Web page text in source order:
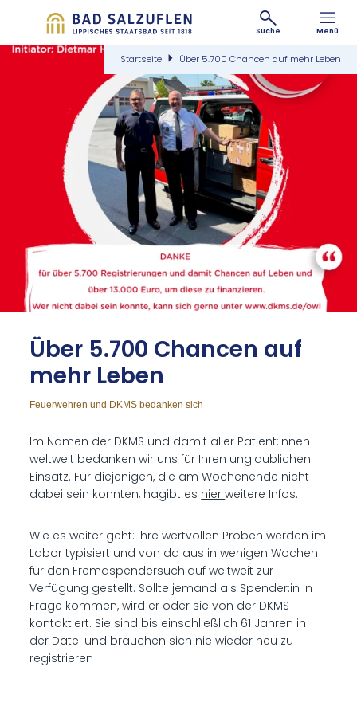
Suche Menü
Startseite Über 5.700 Chancen auf mehr Leben
Über 5.700 Chan­cen auf
mehr Le­ben
Feuerwehren und DKMS bedanken sich
Im Namen der DKMS und damit aller Patient:innen
weltweit bedanken wir uns für Ihren unglaublichen
Einsatz. Für diejenigen, die am Wochenende nicht
dabei sein konnten, hagibt es hierweitere Infos.
Wie es weiter geht: Ihre wertvollen Proben werden im
Labor typisiert und von da aus in wenigen Wochen
für den Fremdspendersuchlauf weltweit zur
Verfügung gestellt. Sollte jemand als Spender:in in
Frage kommen, wird er oder sie von der DKMS
kontaktiert. Sie sind bis einschließlich 61 Jahren in
der Datei und brauchen sich nie wieder neu zu
registrieren